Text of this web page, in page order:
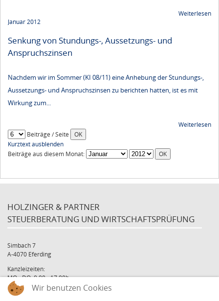
Weiterlesen
Januar 2012
Senkung von Stundungs-, Aussetzungs- und
Anspruchszinsen
Nachdem wir im Sommer (KI 08/11) eine Anhebung der Stundungs-,
Aussetzungs- und Anspruchszinsen zu berichten hatten, ist es mit
Wirkung zum...
Weiterlesen
Beiträge / Seite
Kurztext ausblenden
Beiträge aus diesem Monat:
HOLZINGER & PARTNER
STEUERBERATUNG UND WIRTSCHAFTSPRÜFUNG
Simbach 7
A-4070 Eferding
Kanzleizeiten:
MO - DO: 8:00 - 17:00h
FR: 8:00 - 12:00hWir benutzen Cookies